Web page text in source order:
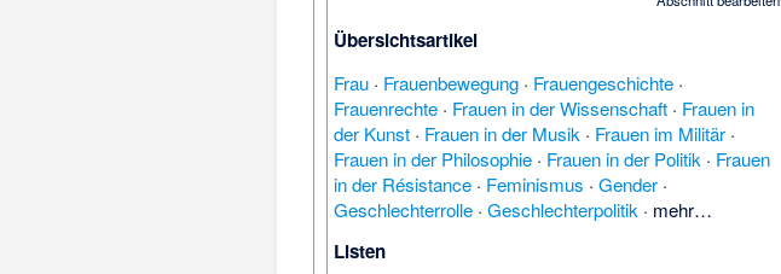
Übersichtsartikel
Frau · Frauenbewegung · Frauengeschichte ·
Frauenrechte · Frauen in der Wissenschaft · Frauen in
der Kunst · Frauen in der Musik · Frauen im Militär ·
Frauen in der Philosophie · Frauen in der Politik · Frauen
in der Résistance · Feminismus ·Gender ·
Geschlechterrolle ·Geschlechterpolitik · mehr…
Listen